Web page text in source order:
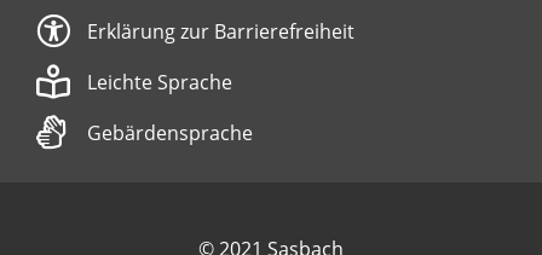
Erklärung zur Barrierefreiheit
Leichte Sprache
Gebärdensprache
© 2021 Sasbach